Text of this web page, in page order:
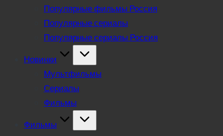
Популярные фильмы Россия
Популярные сериалы
Популярные сериалы Россия
Новинки
Мультфильмы
Сериалы
Фильмы
Фильмы